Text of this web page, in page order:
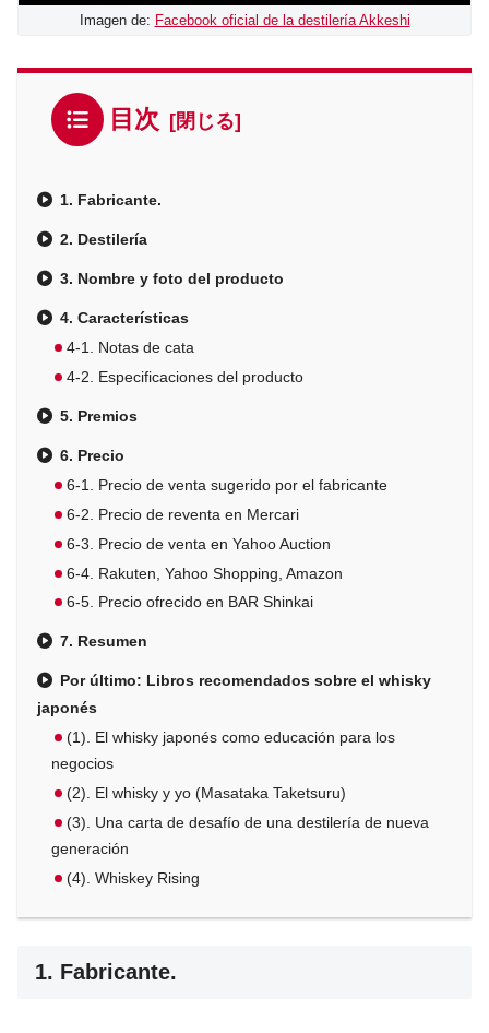
Imagen de: Facebook oficial de la destilería Akkeshi
目次
1. Fabricante.
2. Destilería
3. Nombre y foto del producto
4. Características
4-1. Notas de cata
4-2. Especificaciones del producto
5. Premios
6. Precio
6-1. Precio de venta sugerido por el fabricante
6-2. Precio de reventa en Mercari
6-3. Precio de venta en Yahoo Auction
6-4. Rakuten, Yahoo Shopping, Amazon
6-5. Precio ofrecido en BAR Shinkai
7. Resumen
Por último: Libros recomendados sobre el whisky
japonés
(1). El whisky japonés como educación para los
negocios
(2). El whisky y yo (Masataka Taketsuru)
(3). Una carta de desafío de una destilería de nueva
generación
(4). Whiskey Rising
1. Fabricante.